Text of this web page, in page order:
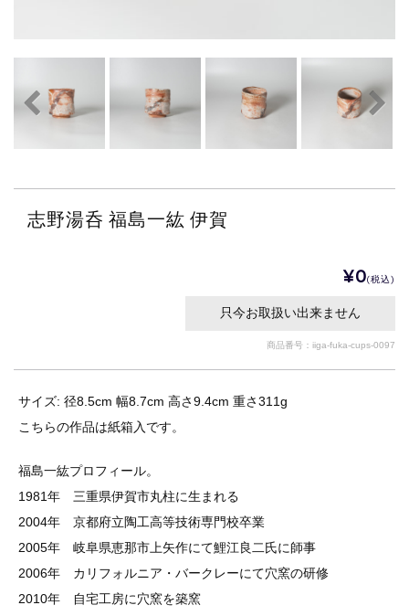
志野湯呑 福島一紘 伊賀
¥0(税込)
只今お取扱い出来ません
商品番号：iiga-fuka-cups-0097
サイズ: 径8.5cm 幅8.7cm 高さ9.4cm 重さ311g
こちらの作品は紙箱入です。
福島一紘プロフィール。
1981年 三重県伊賀市丸柱に生まれる
2004年 京都府立陶工高等技術専門校卒業
2005年 岐阜県恵那市上矢作にて鯉江良二氏に師事
2006年 カリフォルニア・バークレーにて穴窯の研修
2010年 自宅工房に穴窯を築窯